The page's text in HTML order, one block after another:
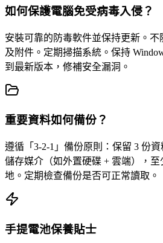
如何保護電腦免受病毒入侵？
安裝可靠的防毒軟件並保持更新。
及附件。定期掃描系統。保持
到最新版本，修補安全漏洞。
重要資料如何備份？
遵循「3-2-1」備份原則：保留 3 份
儲存媒介（如外置硬碟 + 雲端），
地。定期檢查備份是否可正常讀取。
手提電池保養貼士